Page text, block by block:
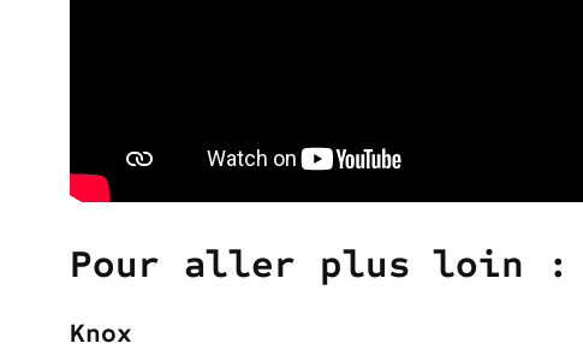
Pour aller plus loin :
Knox